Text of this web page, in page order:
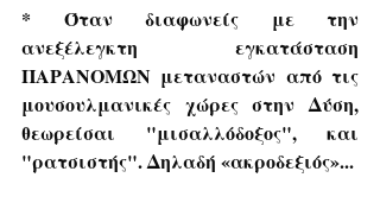
* Όταν διαφωνείς με την
ανεξέλεγκτη εγκατάσταση
ΠΑΡΑΝΟΜΩΝ μεταναστών από τις
μουσουλμανικές χώρες στην Δύση,
θεωρείσαι "μισαλλόδοξος", και
"ρατσιστής". Δηλαδή «ακροδεξιός»...